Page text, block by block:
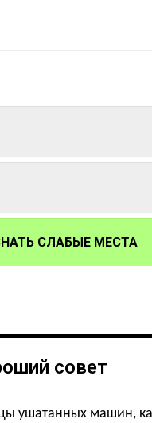
СЛАБЫЕ МЕСТА
совет
ушатанных машин,